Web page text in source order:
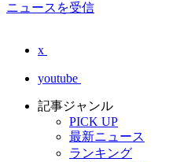
ニュースを受信
x
youtube
記事ジャンル
PICK UP
最新ニュース
ランキング